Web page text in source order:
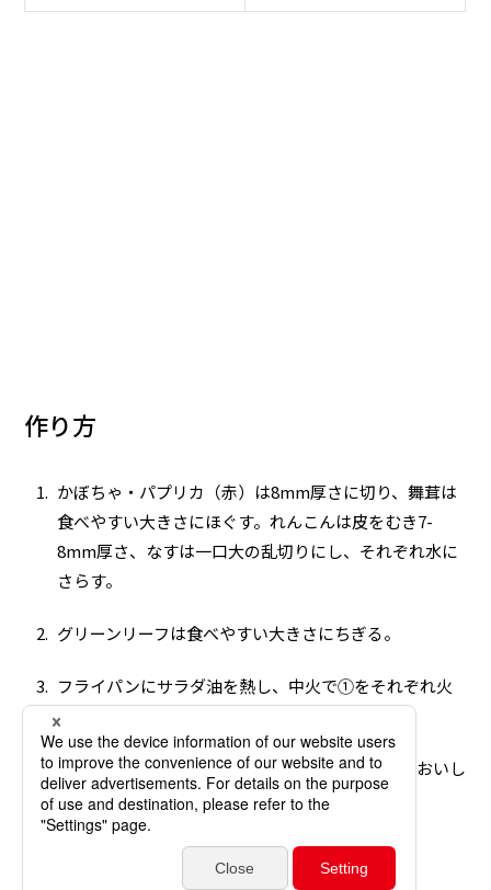
作り方
かぼちゃ・パプリカ（赤）は8mm厚さに切り、舞茸は
食べやすい大きさにほぐす。れんこんは皮をむき7-
8mm厚さ、なすは一口大の乱切りにし、それぞれ水に
さらす。
グリーンリーフは食べやすい大きさにちぎる。
フライパンにサラダ油を熱し、中火で①をそれぞれ火
が通るまでこんがりと焼く。
器に②を敷き、③を盛り、『洋食屋さんただただおいし
いドレッシング』をかける。